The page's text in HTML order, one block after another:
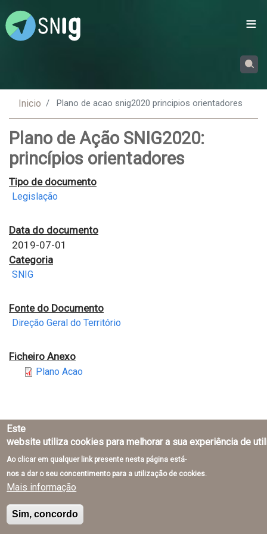
Inicio Plano de acao snig2020 principios orientadores
Plano de Ação SNIG2020:
princípios orientadores
Tipo de documento
Legislação
Data do documento
2019-07-01
Categoria
SNIG
Fonte do Documento
Direção Geral do Território
Ficheiro Anexo
Plano Acao
Este
website utiliza cookies para melhorar a sua experiência de
Ao clicar em qualquer link presente nesta página está-
nos a dar o seu concentimento para a utilização de cookies.
Mais informação
Sim, concordo